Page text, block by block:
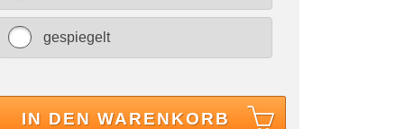
gespiegelt
IN DEN WARENKORB